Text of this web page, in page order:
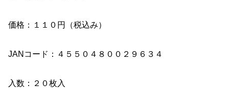
価格：１１０円（税込み）
JANコード：４５５０４８００２９６３４
入数：２０枚入